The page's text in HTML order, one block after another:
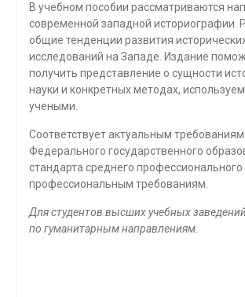
В учебном пособии рассматриваются
современной запад­ной историографии.
общие тенденции развития
исследований на Западе. Издание
получить представление о сущности
науки и конкретных методах,
учеными.
Соответствует актуальным требованиям
Федерального государствен­ного
стандарта среднего
профессиональным требованиям.
Для студентов высших учебных
по гуманитар­ным направлениям.